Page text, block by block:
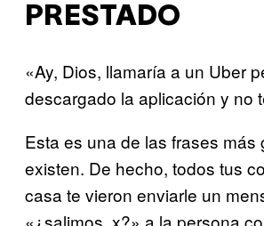
PRESTADO
«Ay, Dios, llamaría a un Uber
descargado la aplicación y no
Esta es una de las frases más
existen. De hecho, todos tus
casa te vieron enviarle un
«¿salimos, x?» a la persona